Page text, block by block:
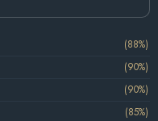
(88%)
(90%)
(90%)
(85%)